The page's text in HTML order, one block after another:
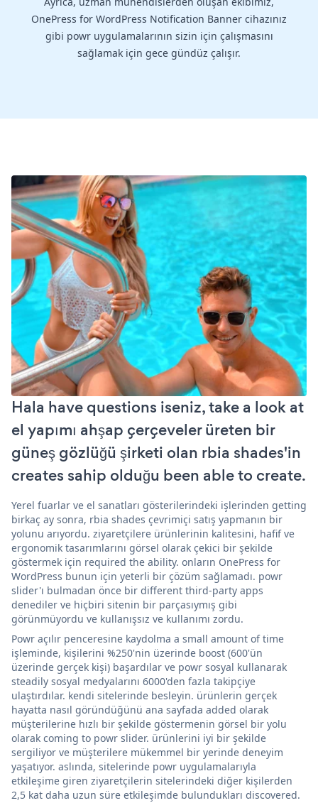
OnePress for WordPress Notification Banner cihazınız
gibi powr uygulamalarının sizin için çalışmasını
sağlamak için gece gündüz çalışır.
Hala have questions iseniz, take a look at
el yapımı ahşap çerçeveler üreten bir
güneş gözlüğü şirketi olan rbia shades'in
creates sahip olduğu been able to create.
Yerel fuarlar ve el sanatları gösterilerindeki işlerinden getting
birkaç ay sonra, rbia shades çevrimiçi satış yapmanın bir
yolunu arıyordu. ziyaretçilere ürünlerinin kalitesini, hafif ve
ergonomik tasarımlarını görsel olarak çekici bir şekilde
göstermek için required the ability. onların OnePress for
WordPress bunun için yeterli bir çözüm sağlamadı. powr
slider'ı bulmadan önce bir different third-party apps
denediler ve hiçbiri sitenin bir parçasıymış gibi
görünmüyordu ve kullanışsız ve kullanımı zordu.
Powr açılır penceresine kaydolma a small amount of time
işleminde, kişilerini %250'nin üzerinde boost (600'ün
üzerinde gerçek kişi) başardılar ve powr sosyal kullanarak
steadily sosyal medyalarını 6000'den fazla takipçiye
ulaştırdılar. kendi sitelerinde besleyin. ürünlerin gerçek
hayatta nasıl göründüğünü ana sayfada added olarak
müşterilerine hızlı bir şekilde göstermenin görsel bir yolu
olarak coming to powr slider. ürünlerini iyi bir şekilde
sergiliyor ve müşterilere mükemmel bir yerinde deneyim
yaşatıyor. aslında, sitelerinde powr uygulamalarıyla
etkileşime giren ziyaretçilerin sitelerindeki diğer kişilerden
2,5 kat daha uzun süre etkileşimde bulundukları discovered.